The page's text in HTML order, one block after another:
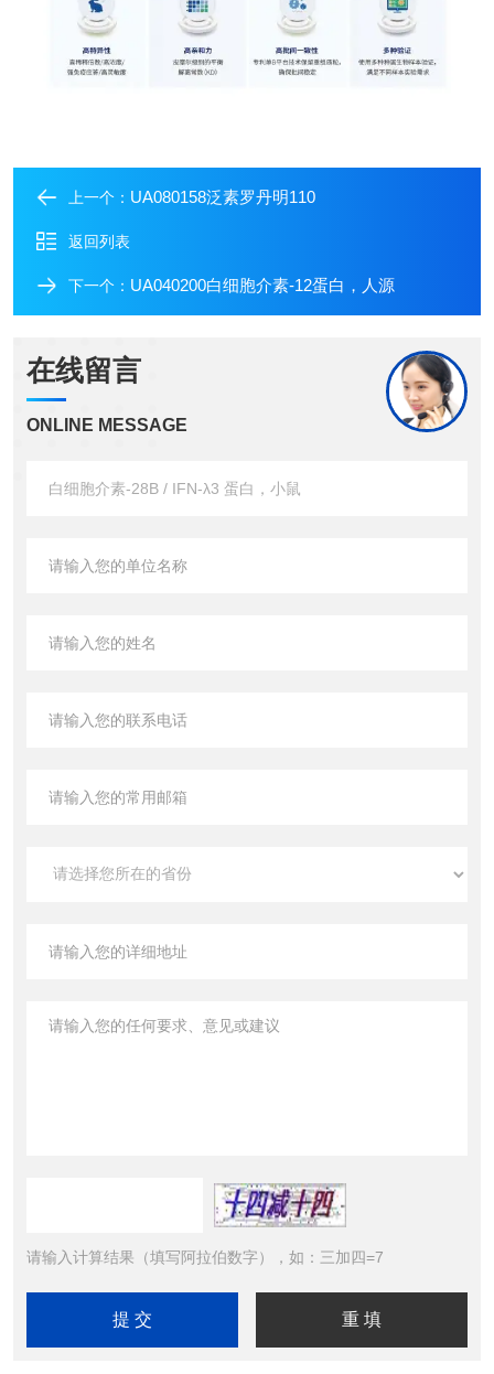
上一个： UA080158泛素罗丹明110
返回列表
下一个： UA040200白细胞介素-12蛋白，人源
在线留言
ONLINE MESSAGE
请输入计算结果（填写阿拉伯数字），如：三加四=7